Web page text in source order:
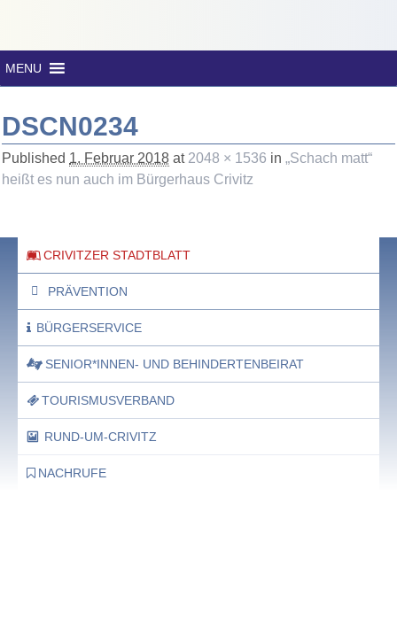
MENU
DSCN0234
Published 1. Februar 2018 at 2048 × 1536 in „Schach matt“
heißt es nun auch im Bürgerhaus Crivitz
CRIVITZER STADTBLATT
PRÄVENTION
BÜRGERSERVICE
SENIOR*INNEN- UND BEHINDERTENBEIRAT
TOURISMUSVERBAND
RUND-UM-CRIVITZ
NACHRUFE